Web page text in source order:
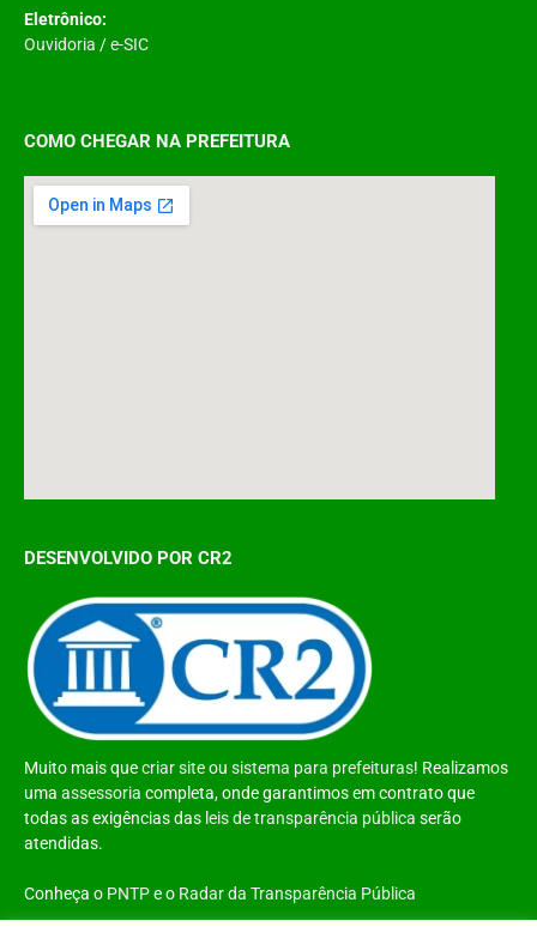
Eletrônico:
Ouvidoria /e-SIC
COMO CHEGAR NA PREFEITURA
DESENVOLVIDO POR CR2
Muito mais quecriar siteou sistema para prefeituras! Realizamos
uma assessoria completa, onde garantimos em contrato que
todas as exigências das leis de transparência pública serão
atendidas.
Conheça o PNTPe o Radar da Transparência Pública